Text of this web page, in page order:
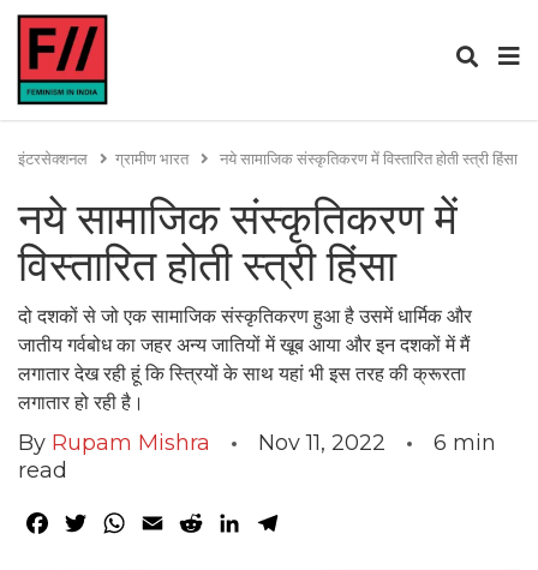
इंटरसेक्शनल ग्रामीण भारत नये सामाजिक संस्कृतिकरण में विस्तारित होती स्त्री हिंसा
नये सामाजिक संस्कृतिकरण में
विस्तारित होती स्त्री हिंसा
दो दशकों से जो एक सामाजिक संस्कृतिकरण हुआ है उसमें धार्मिक और
जातीय गर्वबोध का जहर अन्य जातियों में खूब आया और इन दशकों में मैं
लगातार देख रही हूं कि स्त्रियों के साथ यहां भी इस तरह की क्रूरता
लगातार हो रही है।
By Rupam Mishra Nov 11, 2022 6 min
read
Facebook
TwitterWhatsApp
Email RedditLinkedIn